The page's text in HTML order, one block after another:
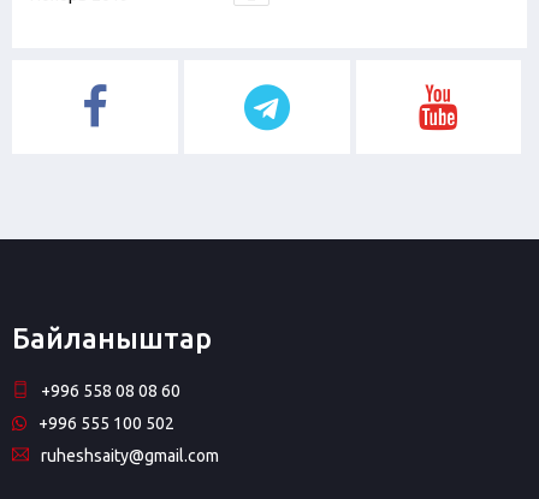
Байланыштар
+996 558 08 08 60
+996 555 100 502
ruheshsaity@gmail.com